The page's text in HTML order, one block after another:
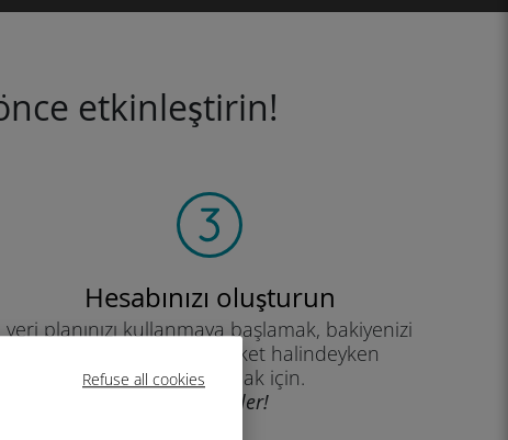
Refuse all cookies
etkinleştirin!
Hesabınızı oluşturun
veri planınızı kullanmaya başlamak, bakiyenizi
kontrol etmek ve hareket halindeyken
yükleme yapmak için.
İyi eğlenceler!